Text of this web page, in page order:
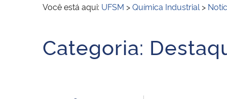
Secretaria de Governo
Gabinete de Segurança
Você está aqui: UFSM >Química Industrial >
Categoria: